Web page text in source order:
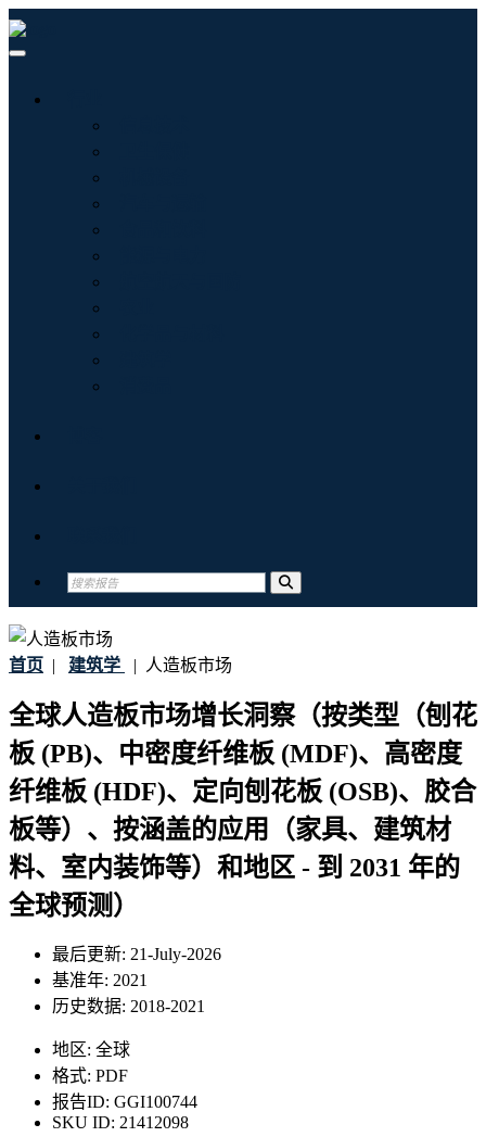
首页 | 建筑学 | 人造板市场
全球人造板市场增长洞察（按类型（刨花
板 (PB)、中密度纤维板 (MDF)、高密度
纤维板 (HDF)、定向刨花板 (OSB)、胶合
板等）、按涵盖的应用（家具、建筑材
料、室内装饰等）和地区 - 到 2031 年的
全球预测）
最后更新: 21-July-2026
基准年: 2021
历史数据: 2018-2021
地区: 全球
格式: PDF
报告ID: GGI100744
SKU ID: 21412098